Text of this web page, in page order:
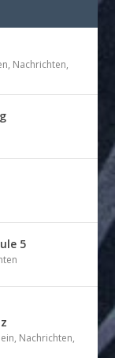
, Nachrichten,
5
, Nachrichten,